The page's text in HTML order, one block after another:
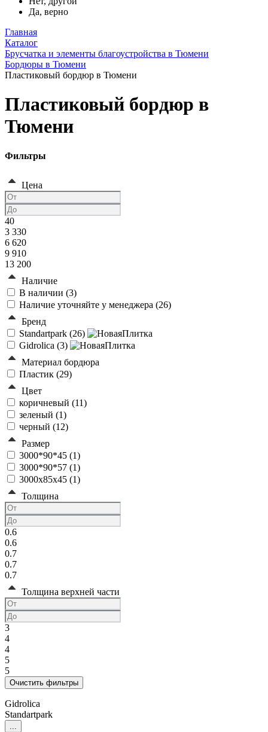
Да, верно
Главная
Каталог
Брусчатка и элементы благоустройства в Тюмени
Бордюры в Тюмени
Пластиковый бордюр в Тюмени
Пластиковый бордюр в
Тюмени
Фильтры
Цена
40
3 330
6 620
9 910
13 200
Наличие
В наличии (3)
Наличие уточняйте у менеджера (26)
Бренд
Standartpark (26)
Gidrolica (3)
Материал бордюра
Пластик (29)
Цвет
коричневый (11)
зеленый (1)
черный (12)
Размер
3000*90*45 (1)
3000*90*57 (1)
3000х85х45 (1)
Толщина
0.6
0.6
0.7
0.7
0.7
Толщина верхней части
3
4
4
5
5
Gidrolica
Standartpark
...